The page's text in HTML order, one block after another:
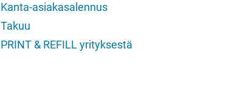
Kanta-asiakasalennus
Takuu
PRINT & REFILL yrityksestä